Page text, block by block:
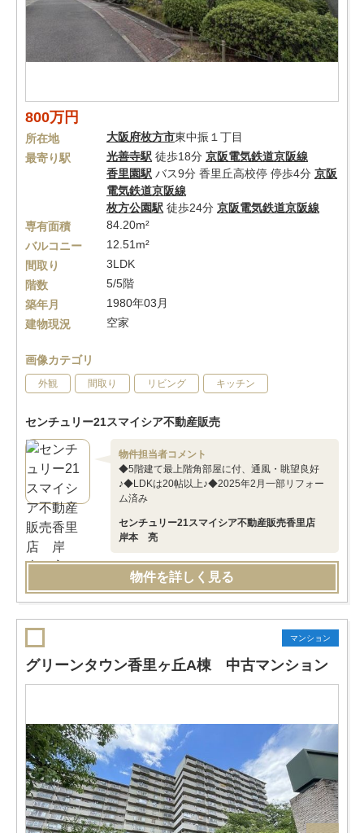
800万円
所在地 大阪府枚方市東中振１丁目
最寄り駅
光善寺駅 徒歩18分 京阪電気鉄道京阪線
香里園駅 バス9分 香里丘高校停 停歩4分 京阪
電気鉄道京阪線
枚方公園駅 徒歩24分 京阪電気鉄道京阪線
専有面積
84.20m²
バルコニー
12.51m²
間取り
3LDK
階数
5/5階
築年月
1980年03月
建物現況
空家
画像カテゴリ
外観 間取り リビング キッチン
センチュリー21スマイシア不動産販売
物件担当者コメント
◆5階建て最上階角部屋に付、通風・眺望良好
♪◆LDKは20帖以上♪◆2025年2月一部リフォー
ム済み
センチュリー21スマイシア不動産販売香里店
岸本 亮
物件を詳しく見る
マンション
グリーンタウン香里ヶ丘A棟 中古マンション